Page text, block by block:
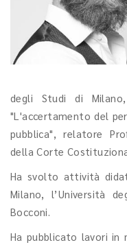
degli Studi di
"L'accertamento del
pubblica", relatore
della Corte
Ha svolto attività
Milano, l’Università
Bocconi.
Ha pubblicato lavori